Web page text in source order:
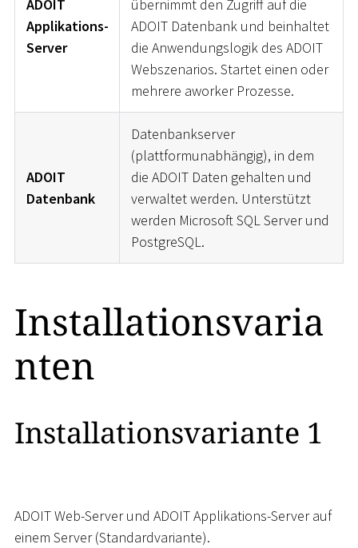
ADOIT
Applikations-
Server
übernimmt den Zugriff auf die
ADOIT Datenbank und beinhaltet
die Anwendungslogik des ADOIT
Webszenarios. Startet einen oder
mehrere aworker Prozesse.
ADOIT
Datenbank
Datenbankserver
(plattformunabhängig), in dem
die ADOIT Daten gehalten und
verwaltet werden. Unterstützt
werden Microsoft SQL Server und
PostgreSQL.
Installationsvaria
nten
Installationsvariante 1
ADOIT Web-Server und ADOIT Applikations-Server auf
einem Server (Standardvariante).